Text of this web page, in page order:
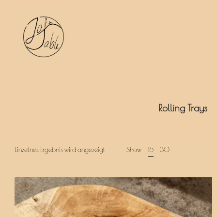
by
Rolling Trays
Einzelnes Ergebnis wird angezeigt Show 15 30